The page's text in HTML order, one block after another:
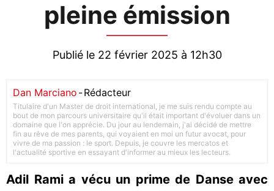
pleine émission
Publié le 22 février 2025 à 12h30
Dan Marciano -Rédacteur
Titulaire d'un Master de droit international, je me suis rendu compte au
bout de mon parcours universitaire qu'il était important d'évoluer dans un
domaine que l'on apprécie. Du jour au lendemain, j'ai décidé de mettre
fin au rêve de mes parents, qui voyaient en moi un futur avocat, pour
vivre de ma passion : le sport. Depuis, je couvre les mercatos et
l'actualité sportive en essayant d'informer au mieux les lecteurs.
Adil Rami a vécu un prime de Danse avec